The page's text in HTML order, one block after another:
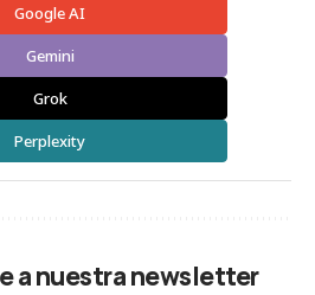
Google AI
Gemini
Grok
Perplexity
a nuestra newsletter